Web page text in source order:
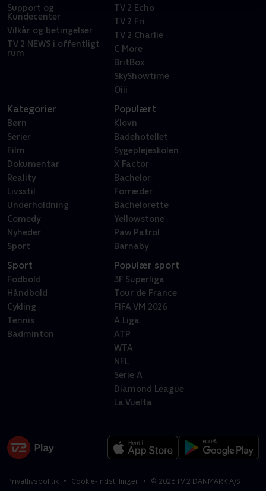
Support og
Kundecenter
Vilkår og betingelser
TV 2 NEWS i offentligt
rum
TV 2 Echo
TV 2 Fri
TV 2 Charlie
C More
BritBox
SkyShowtime
Oiii
Kategorier
Børn
Serier
Film
Dokumentar
Reality
Livsstil
Underholdning
Comedy
Nyheder
Sport
Populært
Klovn
Badehotellet
Sygeplejeskolen
X Factor
Bachelor
Forræder
Bachelorette
Yellowstone
Paw Patrol
Barnaby
Sport
Fodbold
Håndbold
Cykling
Tennis
Badminton
Populær sport
3F Superliga
Tour de France
FIFA VM 2026
A Liga
ATP
WTA
NFL
Serie A
Diamond League
La Vuelta
Privatlivspolitik Cookie-indstillinger © 2026TV 2 DANMARK A/S